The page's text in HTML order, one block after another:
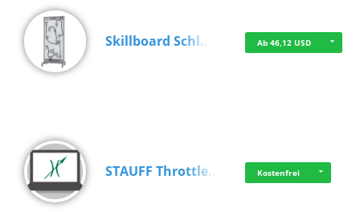
Skillboard Schl… Ab 46,12 USD
STAUFF Throttle… Kostenfrei